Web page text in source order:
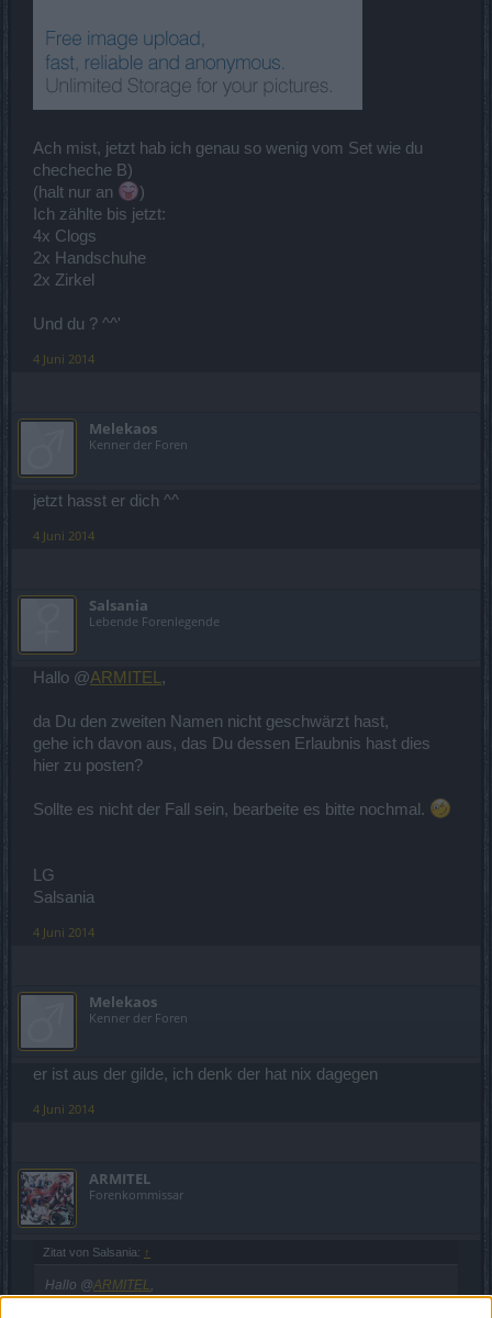
Ach mist, jetzt hab ich genau so wenig vom Set wie du
checheche B)
(halt nur an
)
Ich zählte bis jetzt:
4x Clogs
2x Handschuhe
2x Zirkel
Und du ? ^^'
4 Juni 2014
Melekaos
Kenner der Foren
jetzt hasst er dich ^^
4 Juni 2014
Salsania
Lebende Forenlegende
Hallo @ARMITEL ,
da Du den zweiten Namen nicht geschwärzt hast,
gehe ich davon aus, das Du dessen Erlaubnis hast dies
hier zu posten?
Sollte es nicht der Fall sein, bearbeite es bitte nochmal.
LG
Salsania
4 Juni 2014
Melekaos
Kenner der Foren
er ist aus der gilde, ich denk der hat nix dagegen
4 Juni 2014
ARMITEL
Forenkommissar
Zitat von Salsania: ↑
Hallo @ARMITEL